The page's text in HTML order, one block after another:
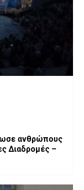
ανθρώπους
Διαδρομές –